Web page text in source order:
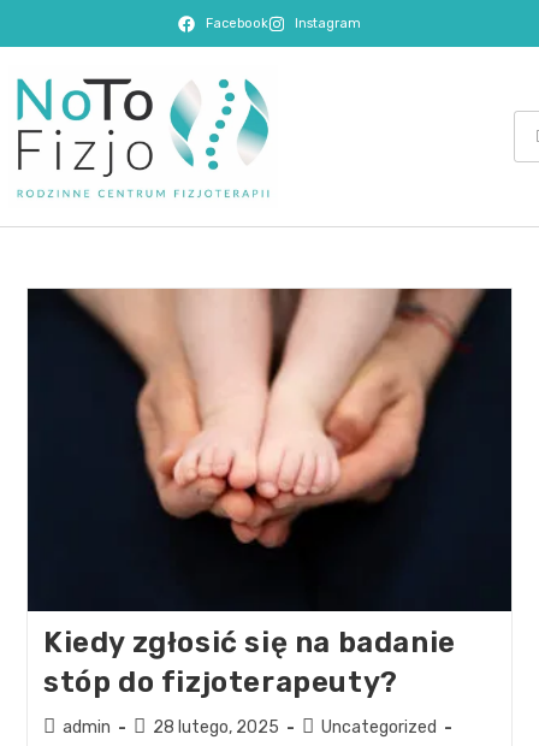
Facebook Instagram
Kiedy zgłosić się na badanie
stóp do fizjoterapeuty?
admin 28 lutego, 2025
Uncategorized